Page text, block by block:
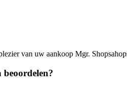
van uw aankoop Mgr.
beoordelen?